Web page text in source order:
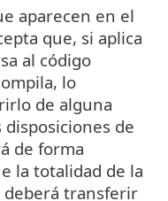
aparecen en el
que, si aplica
al código
lo
de alguna
de
de forma
la totalidad de la
deberá transferir